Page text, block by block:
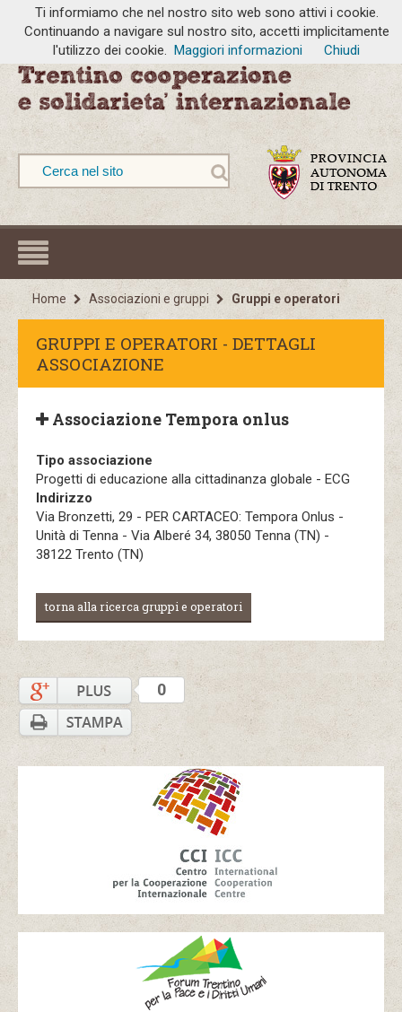
Home Associazioni e gruppi Gruppi e operatori
GRUPPI E OPERATORI - DETTAGLI
ASSOCIAZIONE
Associazione Tempora onlus
Tipo associazione
Progetti di educazione alla cittadinanza globale - ECG
Indirizzo
Via Bronzetti, 29 - PER CARTACEO: Tempora Onlus -
Unità di Tenna - Via Alberé 34, 38050 Tenna (TN) -
38122 Trento (TN)
torna alla ricerca gruppi e operatori
0
Ti informiamo che nel nostro sito web sono attivi i cookie.
Continuando a navigare sul nostro sito, accetti implicitamente
l'utilizzo dei cookie. Maggiori informazioni Chiudi